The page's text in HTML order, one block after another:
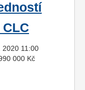
2020 11:00
000 Kč